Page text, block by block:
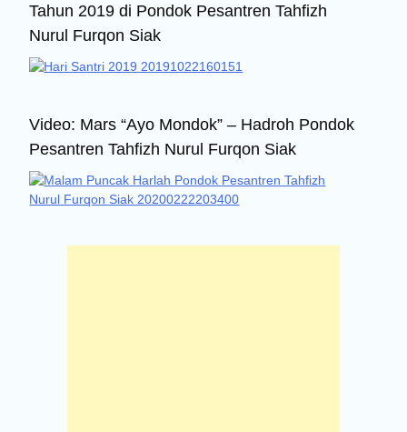
Tahun 2019 di Pondok Pesantren Tahfizh
Nurul Furqon Siak
Video: Mars “Ayo Mondok” – Hadroh Pondok
Pesantren Tahfizh Nurul Furqon Siak